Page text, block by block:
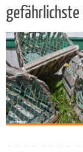
gefährlichste